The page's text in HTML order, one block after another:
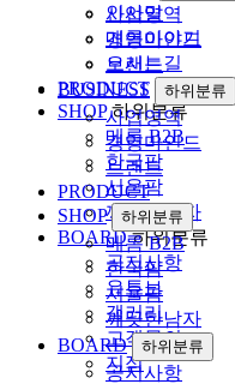
사업영역
경영마인드
브랜드
PRODUCT
SHOP 하위분류
메롬 B2B
한국팜
서울팜
깨끗한남자
BOARD 하위분류
공지사항
유튜브
갤러리
고객문의
지점
인사말
메롬이야기
오시는길
BUSINESS
하위분류
사업영역
경영마인드
브랜드
PRODUCT
SHOP
하위분류
메롬 B2B
한국팜
서울팜
깨끗한남자
BOARD
하위분류
공지사항